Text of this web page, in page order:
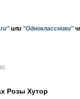
или "Одноклассники"
Розы Хутор